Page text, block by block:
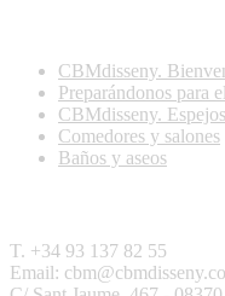
CBMdisseny.
Preparándonos para
CBMdisseny.
Comedores y salones
Baños y aseos
T. +34 93 137 82 55
Email: